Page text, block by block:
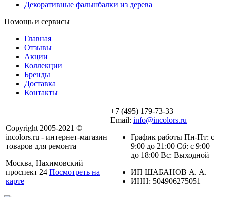
Декоративные фальшбалки из дерева
Помощь и сервисы
Главная
Отзывы
Акции
Коллекции
Бренды
Доставка
Контакты
Copyright 2005-2021 ©
incolors.ru - интернет-магазин
товаров для ремонта
Москва, Нахимовский
проспект 24 Посмотреть на
карте
+7 (495) 179-73-33
Email: info@incolors.ru
График работы Пн-Пт: с
9:00 до 21:00 Сб: с 9:00
до 18:00 Вс: Выходной
ИП ШАБАНОВ А. А.
ИНН: 504906275051